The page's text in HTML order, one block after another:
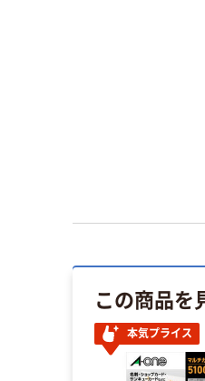
この商品を
本気プライス